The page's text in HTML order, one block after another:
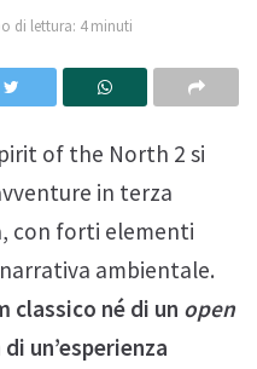
di lettura: 4 minuti
of the North 2 si
in terza
con forti elementi
ambientale.
classico né di un open
un’esperienza